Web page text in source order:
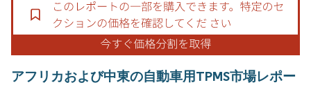
アフリカおよび中東の自動車用TPMS市場レポー